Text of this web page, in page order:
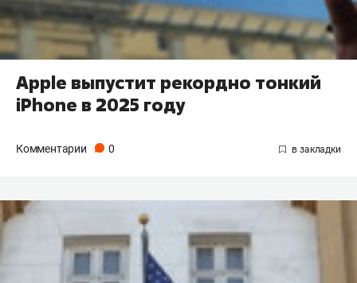
Apple выпустит рекордно тонкий
iPhone в 2025 году
Комментарии 0